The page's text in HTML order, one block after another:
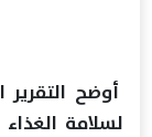
أوضح التقرير
لسلامة